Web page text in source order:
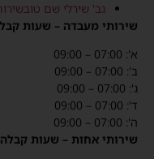
גב' שירלי שם טוב
שירותי מעבדה – שעות
א': 07:00 – 09:00
ב': 07:00 – 09:00
ג': 07:00 – 09:00
ד': 07:00 – 09:00
ה': 07:00 – 09:00
שירותי אחות – שעות